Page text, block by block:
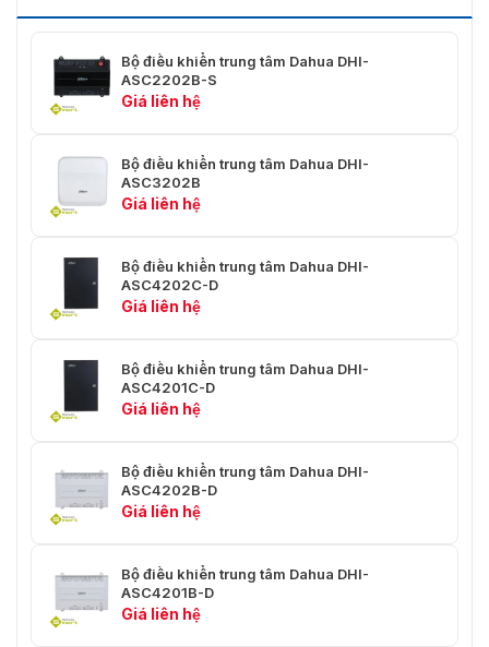
Bộ điều khiển trung tâm Dahua DHI-
ASC2202B-S
Giá liên hệ
Bộ điều khiển trung tâm Dahua DHI-
ASC3202B
Giá liên hệ
Bộ điều khiển trung tâm Dahua DHI-
ASC4202C-D
Giá liên hệ
Bộ điều khiển trung tâm Dahua DHI-
ASC4201C-D
Giá liên hệ
Bộ điều khiển trung tâm Dahua DHI-
ASC4202B-D
Giá liên hệ
Bộ điều khiển trung tâm Dahua DHI-
ASC4201B-D
Giá liên hệ